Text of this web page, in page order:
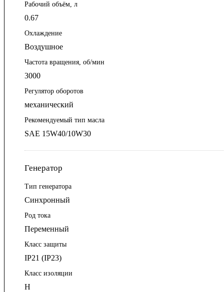
Рабочий объём, л
0.67
Охлаждение
Воздушное
Частота вращения, об/мин
3000
Регулятор оборотов
механический
Рекомендуемый тип масла
SAE 15W40/10W30
Генератор
Тип генератора
Синхронный
Род тока
Переменный
Класс защиты
IP21 (IP23)
Класс изоляции
Н